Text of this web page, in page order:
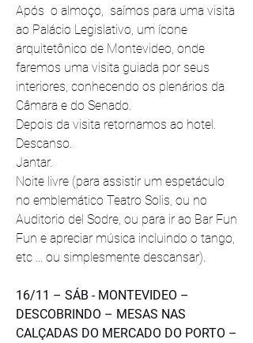
Após  o almoço,  saímos para uma visita
ao Palácio Legislativo, um ícone
arquitetônico de Montevideo, onde
faremos uma visita guiada por seus
interiores, conhecendo os plenários da
Câmara e do Senado.
Depois da visita retornamos ao hotel.
Descanso.
Jantar.
Noite livre (para assistir um espetáculo
no emblemático Teatro Solis, ou no
Auditorio del Sodre, ou para ir ao Bar Fun
Fun e apreciar música incluindo o tango,
etc ... ou simplesmente descansar).
16/11 – SÁB - MONTEVIDEO –
DESCOBRINDO – MESAS NAS
CALÇADAS DO MERCADO DO PORTO –